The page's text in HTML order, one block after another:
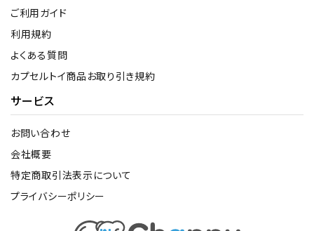
ご利用ガイド
利用規約
よくある質問
カプセルトイ商品お取り引き規約
サービス
お問い合わせ
会社概要
特定商取引法表示について
プライバシーポリシー